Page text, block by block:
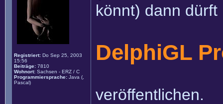
Registriert: Do Sep 25, 2003
15:56
Beiträge: 7810
Wohnort: Sachsen - ERZ / C
Programmiersprache: Java (,
Pascal)
könnt) dann
DelphiGL
veröffentlichen.